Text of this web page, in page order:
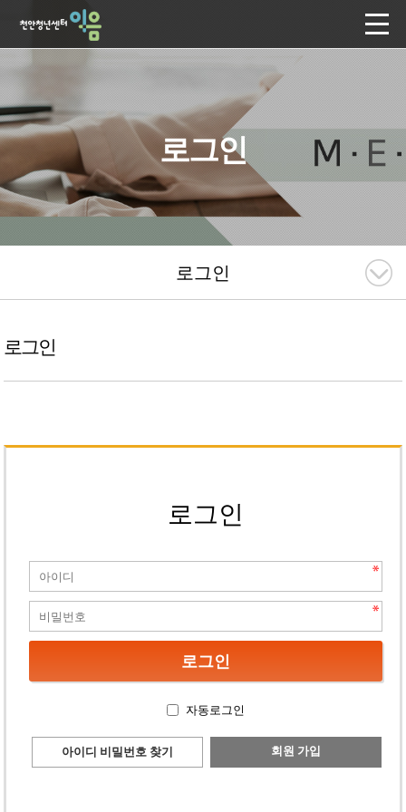
로그인
로그인
로그인
로그인
자동로그인
아이디 비밀번호 찾기 회원 가입